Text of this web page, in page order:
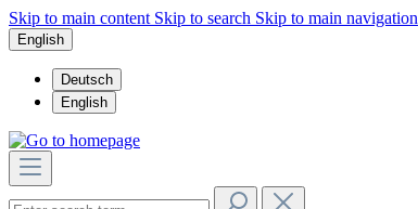
Skip to main content Skip to search Skip to main navigation
English
Deutsch
English